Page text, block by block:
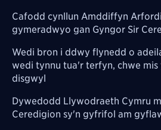
Cafodd cynllun Amddiffyn
gymeradwyo gan Gyngor Sir
Wedi bron i ddwy flynedd o
wedi tynnu tua'r terfyn, chwe mis
disgwyl
Dywedodd Llywodraeth Cymru
Ceredigion sy'n gyfrifol am